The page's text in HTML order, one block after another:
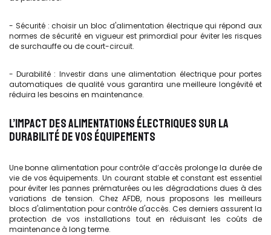
- Sécurité : choisir un bloc d'alimentation électrique qui répond aux
normes de sécurité en vigueur est primordial pour éviter les risques
de surchauffe ou de court-circuit.
- Durabilité : Investir dans une alimentation électrique pour portes
automatiques de qualité vous garantira une meilleure longévité et
réduira les besoins en maintenance.
L’IMPACT DES ALIMENTATIONS ÉLECTRIQUES SUR LA
DURABILITÉ DE VOS ÉQUIPEMENTS
Une bonne alimentation pour contrôle d’accès prolonge la durée de
vie de vos équipements. Un courant stable et constant est essentiel
pour éviter les pannes prématurées ou les dégradations dues à des
variations de tension. Chez AFDB, nous proposons les meilleurs
blocs d'alimentation pour contrôle d'accès. Ces derniers assurent la
protection de vos installations tout en réduisant les coûts de
maintenance à long terme.